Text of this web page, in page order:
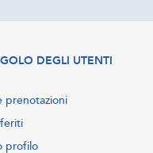
DEGLI UTENTI
prenotazioni
profilo